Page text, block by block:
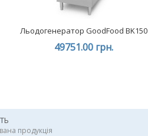
Льодогенератор GoodFood BK150
49751.00 грн.
продукція